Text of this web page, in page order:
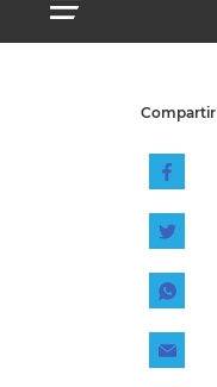
Compartir